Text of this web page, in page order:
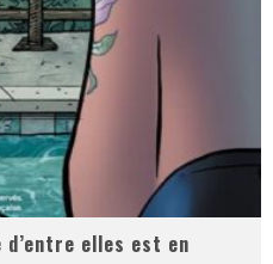
d’entre elles est en